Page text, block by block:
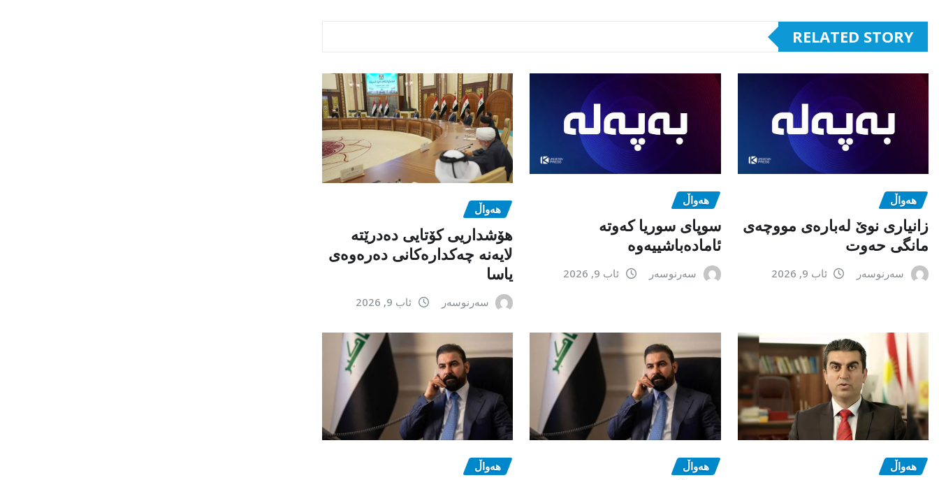
RELATED STORY
هەواڵ
زانیاری نوێ لەبارەی مووچەی
مانگی حەوت
سەرنوسەر ئاب 9, 2026
هەواڵ
سوپای سوریا کەوتە
ئامادەباشییەوە
سەرنوسەر ئاب 9, 2026
هەواڵ
هۆشداریی کۆتایی دەدرێتە
لایەنە چەکدارەکانی دەرەوەی
یاسا
سەرنوسەر ئاب 9, 2026
هەواڵ هەواڵ هەواڵ